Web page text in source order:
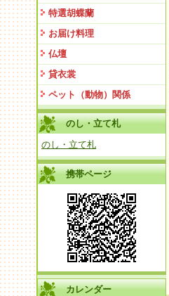
特選胡蝶蘭
お届け料理
仏壇
貸衣裳
ペット（動物）関係
のし・立て札
のし・立て札
携帯ページ
カレンダー